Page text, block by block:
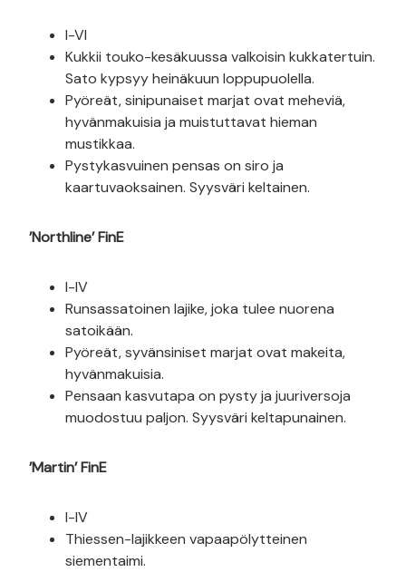
I-VI
Kukkii touko-kesäkuussa valkoisin kukkatertuin.
Sato kypsyy heinäkuun loppupuolella.
Pyöreät, sinipunaiset marjat ovat meheviä,
hyvänmakuisia ja muistuttavat hieman
mustikkaa.
Pystykasvuinen pensas on siro ja
kaartuvaoksainen. Syysväri keltainen.
’Northline’ FinE
I-IV
Runsassatoinen lajike, joka tulee nuorena
satoikään.
Pyöreät, syvänsiniset marjat ovat makeita,
hyvänmakuisia.
Pensaan kasvutapa on pysty ja juuriversoja
muodostuu paljon. Syysväri keltapunainen.
’Martin’ FinE
I-IV
Thiessen-lajikkeen vapaapölytteinen
siementaimi.